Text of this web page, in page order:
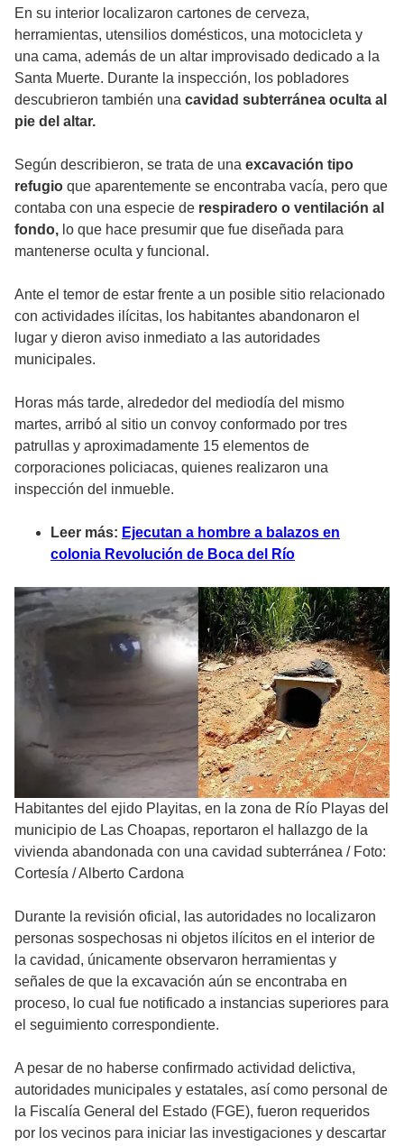
En su interior localizaron cartones de cerveza,
herramientas, utensilios domésticos, una motocicleta y
una cama, además de un altar improvisado dedicado a la
Santa Muerte. Durante la inspección, los pobladores
descubrieron también una cavidad subterránea oculta al
pie del altar.
Según describieron, se trata de una excavación tipo
refugio que aparentemente se encontraba vacía, pero que
contaba con una especie de respiradero o ventilación al
fondo, lo que hace presumir que fue diseñada para
mantenerse oculta y funcional.
Ante el temor de estar frente a un posible sitio relacionado
con actividades ilícitas, los habitantes abandonaron el
lugar y dieron aviso inmediato a las autoridades
municipales.
Horas más tarde, alrededor del mediodía del mismo
martes, arribó al sitio un convoy conformado por tres
patrullas y aproximadamente 15 elementos de
corporaciones policiacas, quienes realizaron una
inspección del inmueble.
Leer más: Ejecutan a hombre a balazos en
colonia Revolución de Boca del Río
Habitantes del ejido Playitas, en la zona de Río Playas del
municipio de Las Choapas, reportaron el hallazgo de la
vivienda abandonada con una cavidad subterránea / Foto:
Cortesía / Alberto Cardona
Durante la revisión oficial, las autoridades no localizaron
personas sospechosas ni objetos ilícitos en el interior de
la cavidad, únicamente observaron herramientas y
señales de que la excavación aún se encontraba en
proceso, lo cual fue notificado a instancias superiores para
el seguimiento correspondiente.
A pesar de no haberse confirmado actividad delictiva,
autoridades municipales y estatales, así como personal de
la Fiscalía General del Estado (FGE), fueron requeridos
por los vecinos para iniciar las investigaciones y descartar